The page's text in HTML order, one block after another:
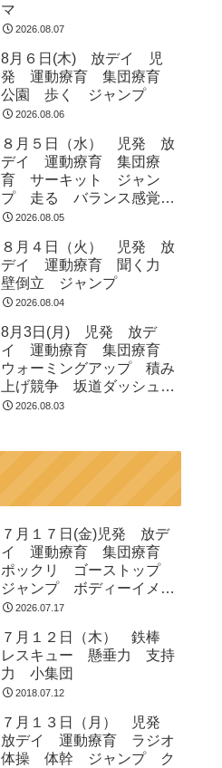
マ
2026.08.07
8月６日(木) 放デイ 児
発 運動療育 集団療育
公園 歩く ジャンプ
2026.08.06
８月５日（水） 児発 放
デイ 運動療育 集団療
育 サーキット ジャン
プ 走る バランス感覚
ラジオ体操
2026.08.05
８月４日（火） 児発 放
デイ 運動療育 聞く力
壁倒立 ジャンプ
2026.08.04
8月3日(月) 児発 放デ
イ 運動療育 集団療育
ウォーミングアップ 積み
上げ競争 坂道ダッシュ
走って歩いて お芋とク
2026.08.03
７月１７日(金)児発 放デ
イ 運動療育 集団療育
ポックリ ゴーストップ
ジャンプ ボディーイメー
ジ 2026.07.17
７月１２日（木） 鉄棒
レスキュー 懸垂力 支持
力 小集団
2018.07.12
７月１３日（月） 児発
放デイ 運動療育 ラジオ
体操 体幹 ジャンプ ク